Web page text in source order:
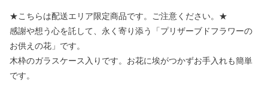
★こちらは配送エリア限定商品です。ご注意ください。★
感謝や想う心を託して、永く寄り添う「プリザーブドフラワーの
お供えの花」です。
木枠のガラスケース入りです。お花に埃がつかずお手入れも簡単
です。